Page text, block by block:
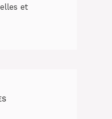
et